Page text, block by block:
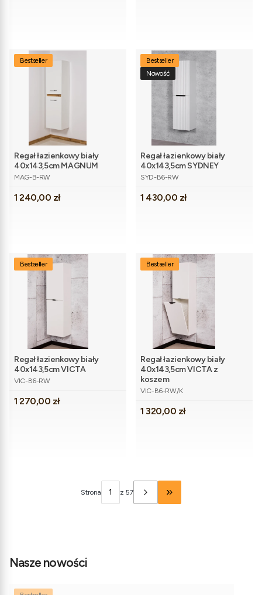
Bestseller
Regał łazienkowy biały
40x143,5cm MAGNUM
Kod produktu
MAG-B-RW
Cena
1 240,00 zł
Bestseller
Nowość
Regał łazienkowy biały
40x143,5cm SYDNEY
Kod produktu
SYD-B6-RW
Cena
1 430,00 zł
Bestseller
Regał łazienkowy biały
40x143,5cm VICTA
Kod produktu
VIC-B6-RW
Cena
1 270,00 zł
Bestseller
Regał łazienkowy biały
40x143,5cm VICTA z
koszem
Kod produktu
VIC-B6-RW/K
Cena
1 320,00 zł
Strona z 57 Przejdź do ostatniej
Nasze nowości